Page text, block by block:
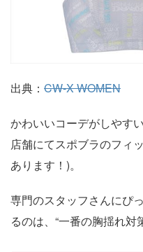
出典： CW-X WOMEN
かわいいコーデがしやす
店舗にてスポブラのフィ
あります！)。
専門のスタッフさんにぴ
るのは、“一番の胸揺れ対